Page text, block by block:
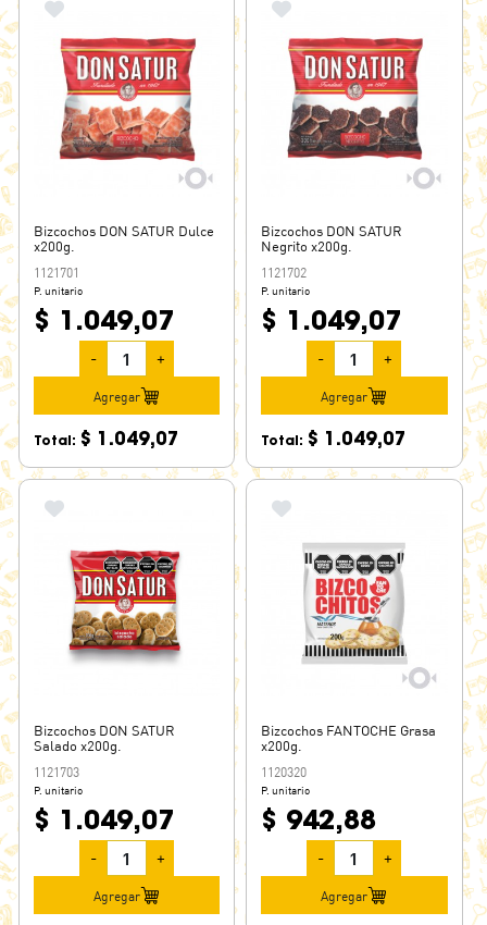
JORGITO
KRACH-ITOS
MEDIATARDE
PARNOR
SOLITAS
Bizcochos DON SATUR Dulce
x200g.
1121701
P. unitario
$ 1.049,07
- +
Agregar
Total: $ 1.049,07
Bizcochos DON SATUR
Negrito x200g.
1121702
P. unitario
$ 1.049,07
- +
Agregar
Total: $ 1.049,07
Bizcochos DON SATUR
Salado x200g.
1121703
P. unitario
$ 1.049,07
- +
Agregar
Bizcochos FANTOCHE Grasa
x200g.
1120320
P. unitario
$ 942,88
- +
Agregar